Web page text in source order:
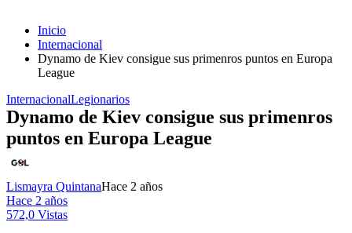
Inicio
Internacional
Dynamo de Kiev consigue sus primenros puntos en Europa
League
InternacionalLegionarios
Dynamo de Kiev consigue sus primenros
puntos en Europa League
Lismayra QuintanaHace 2 años
Hace 2 años
572,0 Vistas